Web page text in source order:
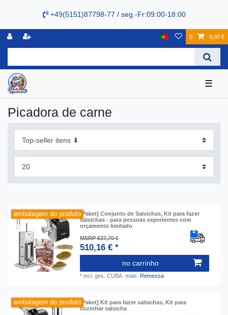
+49(5151)87798-77 / seg.-Fr:09:00-18:00
0 0,00 €
☰
Picadora de carne
embalagem do produto[Paket] Conjunto de Salsichas, Kit para fazer
salsichas - para pessoas experientes com
orçamento limitado
MSRP 637,70 €
510,16 € *
no carrinho
*incl. ges. CUBA. mais. Remessa
embalagem do produto[Paket] Kit para fazer salsichas, Kit para
cozinhar salsicha